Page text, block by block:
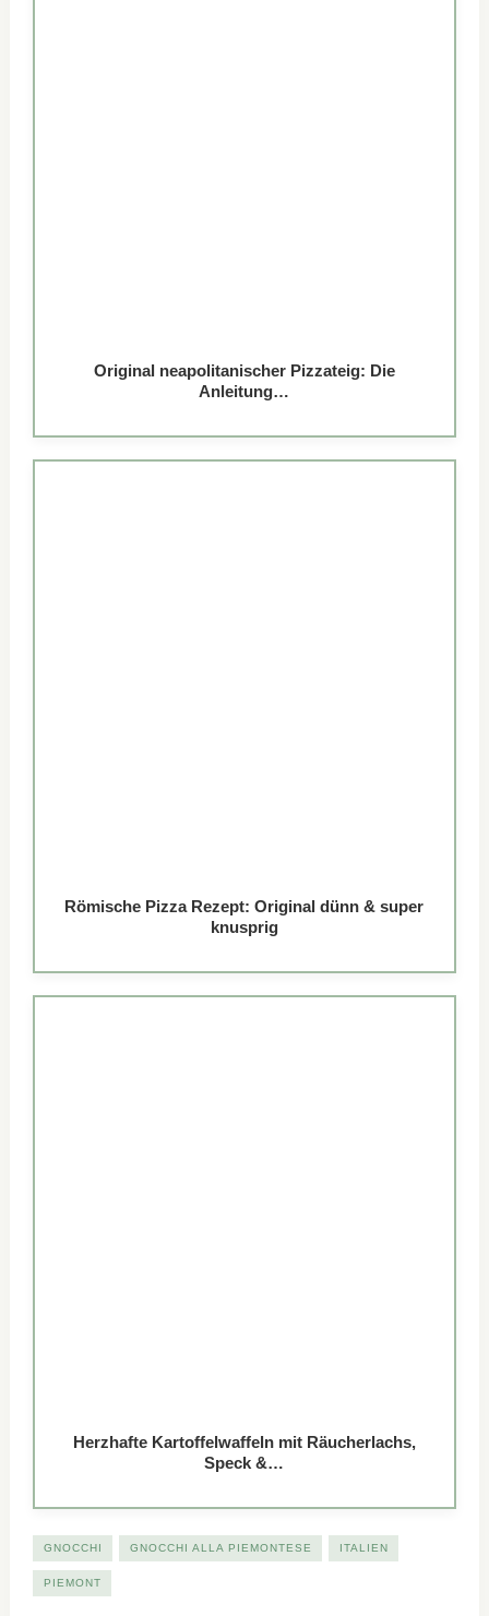
Original neapolitanischer Pizzateig: Die
Anleitung…
Römische Pizza Rezept: Original dünn & super
knusprig
Herzhafte Kartoffelwaffeln mit Räucherlachs,
Speck &…
GNOCCHI GNOCCHI ALLA PIEMONTESE ITALIEN
PIEMONT